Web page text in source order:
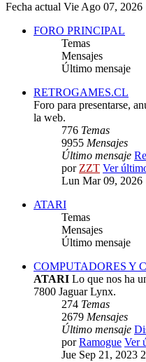
Fecha actual Vie Ago 07, 2026
FORO PRINCIPAL
Temas
Mensajes
Último mensaje
RETROGAMES.CL
Foro para presentarse,
la web.
776 Temas
9955 Mensajes
Último mensaje
porZZT Ver
Lun Mar 09, 2026
ATARI
Temas
Mensajes
Último mensaje
COMPUTADORES Y
ATARI Lo que nos ha
7800 Jaguar Lynx.
274 Temas
2679 Mensajes
Último mensaje
porRamogue Ver
Jue Sep 21, 2023